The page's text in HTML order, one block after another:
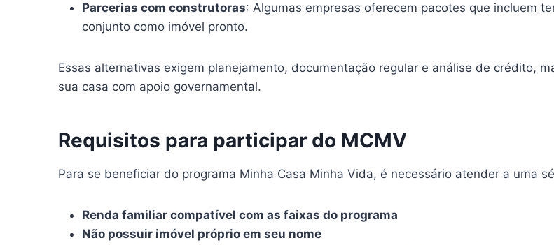
Parcerias com construtoras: Algumas empresas oferecem pacotes que incluem
conjunto como imóvel pronto.
Essas alternativas exigem planejamento, documentação regular e análise de crédito,
sua casa com apoio governamental.
Requisitos para participar do MCMV
Para se beneficiar do programa Minha Casa Minha Vida, é necessário atender a uma
Renda familiar compatível com as faixas do programa
Não possuir imóvel próprio em seu nome